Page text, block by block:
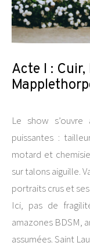
Acte I :
Le show
puissantes :
motard et
sur talons aiguille.
portraits crus et
Ici, pas de
amazones BDSM,
assumées. Saint